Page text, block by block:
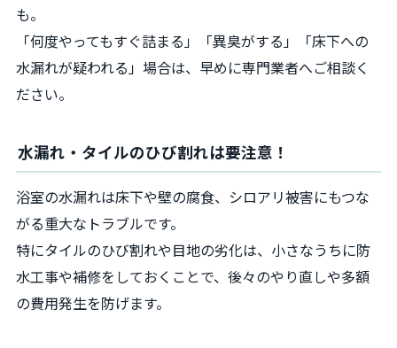
も。
「何度やってもすぐ詰まる」「異臭がする」「床下への
水漏れが疑われる」場合は、早めに専門業者へご相談く
ださい。
水漏れ・タイルのひび割れは要注意！
浴室の水漏れは床下や壁の腐食、シロアリ被害にもつな
がる重大なトラブルです。
特にタイルのひび割れや目地の劣化は、小さなうちに防
水工事や補修をしておくことで、後々のやり直しや多額
の費用発生を防げます。